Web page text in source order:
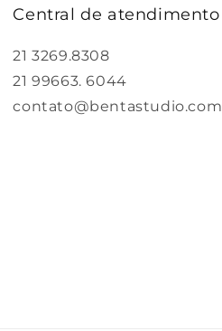
Central de atendimento
21 3269.8308
21 99663. 6044
contato@bentastudio.com